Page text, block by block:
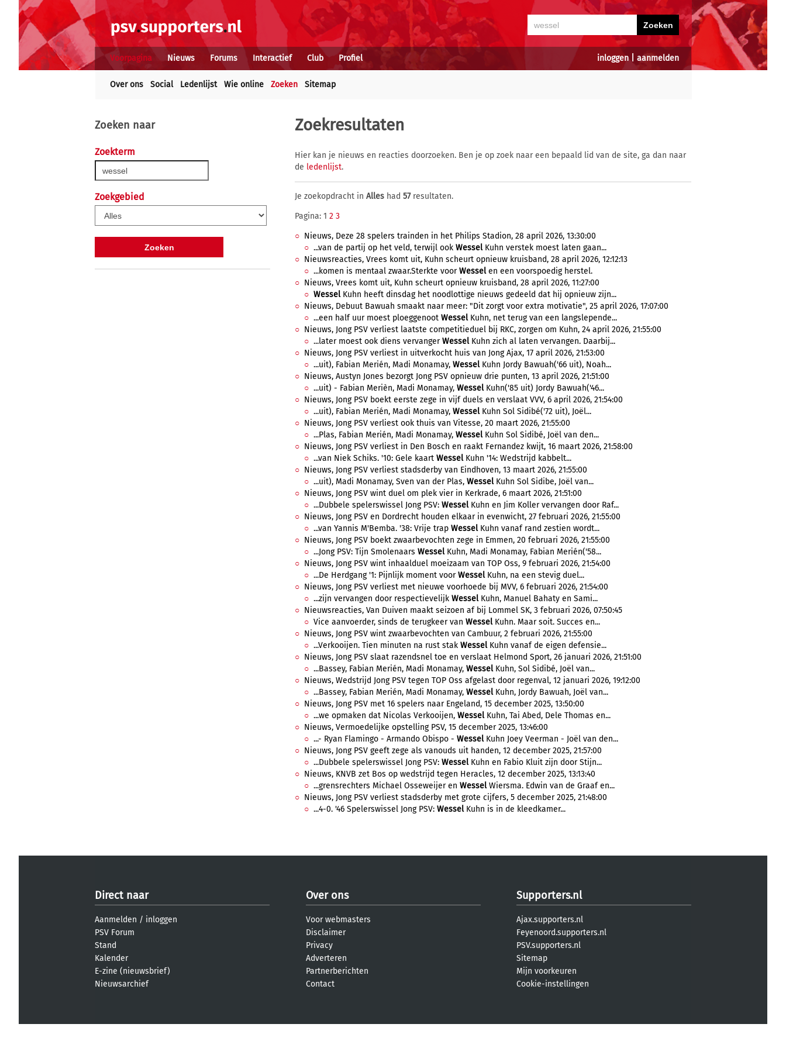
inloggen| aanmelden
Voorpagina Nieuws Forums Interactief Club Profiel
Over ons Social Ledenlijst Wie online Zoeken Sitemap
Zoeken naar
Zoekterm
Zoekgebied
Zoekresultaten
Hier kan je nieuws en reacties doorzoeken. Ben je op zoek naar een bepaald lid van de site, ga dan naar
de ledenlijst.
Je zoekopdracht in Alles had 57resultaten.
Pagina: 1 2 3
Nieuws, Deze 28 spelers trainden in het Philips Stadion, 28 april 2026, 13:30:00
...van de partij op het veld, terwijl ook WesselKuhn verstek moest laten gaan...
Nieuwsreacties, Vrees komt uit, Kuhn scheurt opnieuw kruisband, 28 april 2026, 12:12:13
...komen is mentaal zwaar.Sterkte voorWesselen een voorspoedig herstel.
Nieuws, Vrees komt uit, Kuhn scheurt opnieuw kruisband, 28 april 2026, 11:27:00
WesselKuhn heeft dinsdag het noodlottige nieuws gedeeld dat hij opnieuw zijn...
Nieuws, Debuut Bawuah smaakt naar meer: "Dit zorgt voor extra motivatie", 25 april 2026, 17:07:00
...een half uur moest ploeggenoot WesselKuhn, net terug van een langslepende...
Nieuws, Jong PSV verliest laatste competitieduel bij RKC, zorgen om Kuhn, 24 april 2026, 21:55:00
...later moest ook diens vervangerWesselKuhn zich al laten vervangen. Daarbij...
Nieuws, Jong PSV verliest in uitverkocht huis van Jong Ajax, 17 april 2026, 21:53:00
...uit), Fabian Merién, Madi Monamay, WesselKuhn Jordy Bawuah('66 uit), Noah...
Nieuws, Austyn Jones bezorgt Jong PSV opnieuw drie punten, 13 april 2026, 21:51:00
...uit) - Fabian Merièn, Madi Monamay, WesselKuhn('85 uit) Jordy Bawuah('46...
Nieuws, Jong PSV boekt eerste zege in vijf duels en verslaat VVV, 6 april 2026, 21:54:00
...uit), Fabian Merién, Madi Monamay, WesselKuhn Sol Sidibé('72 uit), Joël...
Nieuws, Jong PSV verliest ook thuis van Vitesse, 20 maart 2026, 21:55:00
...Plas, Fabian Merién, Madi Monamay, WesselKuhn Sol Sidibé, Joël van den...
Nieuws, Jong PSV verliest in Den Bosch en raakt Fernandez kwijt, 16 maart 2026, 21:58:00
...van Niek Schiks. '10: Gele kaart WesselKuhn '14: Wedstrijd kabbelt...
Nieuws, Jong PSV verliest stadsderby van Eindhoven, 13 maart 2026, 21:55:00
...uit), Madi Monamay, Sven van der Plas, WesselKuhn Sol Sidibe, Joël van...
Nieuws, Jong PSV wint duel om plek vier in Kerkrade, 6 maart 2026, 21:51:00
...Dubbele spelerswissel Jong PSV: WesselKuhn en Jim Koller vervangen door Raf...
Nieuws, Jong PSV en Dordrecht houden elkaar in evenwicht, 27 februari 2026, 21:55:00
...van Yannis M'Bemba. '38: Vrije trap WesselKuhn vanaf rand zestien wordt...
Nieuws, Jong PSV boekt zwaarbevochten zege in Emmen, 20 februari 2026, 21:55:00
...Jong PSV: Tijn Smolenaars WesselKuhn, Madi Monamay, Fabian Merién('58...
Nieuws, Jong PSV wint inhaalduel moeizaam van TOP Oss, 9 februari 2026, 21:54:00
...De Herdgang '1: Pijnlijk moment voorWesselKuhn, na een stevig duel...
Nieuws, Jong PSV verliest met nieuwe voorhoede bij MVV, 6 februari 2026, 21:54:00
...zijn vervangen door respectievelijk WesselKuhn, Manuel Bahaty en Sami...
Nieuwsreacties, Van Duiven maakt seizoen af bij Lommel SK, 3 februari 2026, 07:50:45
Vice aanvoerder, sinds de terugkeer van WesselKuhn. Maar soit. Succes en...
Nieuws, Jong PSV wint zwaarbevochten van Cambuur, 2 februari 2026, 21:55:00
...Verkooijen. Tien minuten na rust stak WesselKuhn vanaf de eigen defensie...
Nieuws, Jong PSV slaat razendsnel toe en verslaat Helmond Sport, 26 januari 2026, 21:51:00
...Bassey, Fabian Merién, Madi Monamay, WesselKuhn, Sol Sidibé, Joël van...
Nieuws, Wedstrijd Jong PSV tegen TOP Oss afgelast door regenval, 12 januari 2026, 19:12:00
...Bassey, Fabian Merién, Madi Monamay, WesselKuhn, Jordy Bawuah, Joël van...
Nieuws, Jong PSV met 16 spelers naar Engeland, 15 december 2025, 13:50:00
...we opmaken dat Nicolas Verkooijen, WesselKuhn, Tai Abed, Dele Thomas en...
Nieuws, Vermoedelijke opstelling PSV, 15 december 2025, 13:46:00
...- Ryan Flamingo - Armando Obispo - WesselKuhn Joey Veerman - Joël van den...
Nieuws, Jong PSV geeft zege als vanouds uit handen, 12 december 2025, 21:57:00
...Dubbele spelerswissel Jong PSV: WesselKuhn en Fabio Kluit zijn door Stijn...
Nieuws, KNVB zet Bos op wedstrijd tegen Heracles, 12 december 2025, 13:13:40
...grensrechters Michael Osseweijer en WesselWiersma. Edwin van de Graaf en...
Nieuws, Jong PSV verliest stadsderby met grote cijfers, 5 december 2025, 21:48:00
...4-0. '46 Spelerswissel Jong PSV: WesselKuhn is in de kleedkamer...
Direct naar
Aanmelden / inloggen
PSV Forum
Stand
Kalender
E-zine (nieuwsbrief)
Nieuwsarchief
Over ons
Voor webmasters
Disclaimer
Privacy
Adverteren
Partnerberichten
Contact
Supporters.nl
Ajax.supporters.nl
Feyenoord.supporters.nl
PSV.supporters.nl
Sitemap
Mijn voorkeuren
Cookie-instellingen